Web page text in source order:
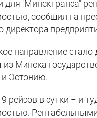
для "Минсктранса"
сообщил на
директора
направление
Минска
Эстонию.
рейсов в сутки – и
Рентабельными